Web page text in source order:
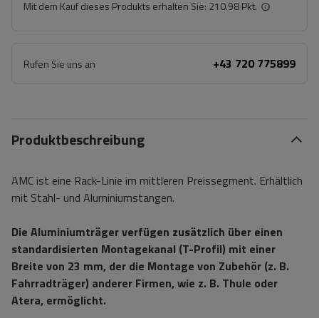
Mit dem Kauf dieses Produkts erhalten Sie: 210.98 Pkt.
Rufen Sie uns an +43 720 775899
Produktbeschreibung
AMC ist eine Rack-Linie im mittleren Preissegment. Erhältlich
mit Stahl- und Aluminiumstangen.
Die Aluminiumträger verfügen zusätzlich über einen
standardisierten Montagekanal (T-Profil) mit einer
Breite von 23 mm, der die Montage von Zubehör (z. B.
Fahrradträger) anderer Firmen, wie z. B. Thule oder
Atera, ermöglicht.